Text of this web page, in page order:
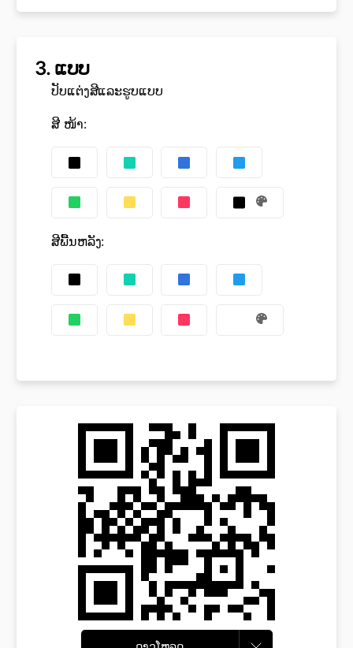
3. ແບບ
ປັບແຕ່ງສີແລະຮູບແບບ
ສີ ໜ້າ:
ສີພື້ນຫລັງ: